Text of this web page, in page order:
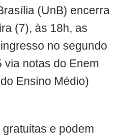
(UnB) encerra
(7), às 18h, as
no segundo
via notas do Enem
Ensino Médio)
e podem